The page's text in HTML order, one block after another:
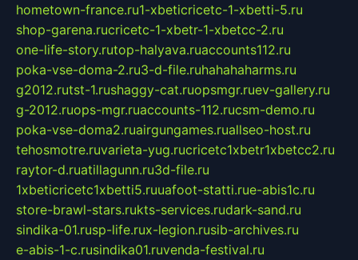
hometown-france.ru1-xbeticricetc-1-xbetti-5.ru
shop-garena.rucricetc-1-xbetr-1-xbetcc-2.ru
one-life-story.rutop-halyava.ruaccounts112.ru
poka-vse-doma-2.ru3-d-file.ruhahahaharms.ru
g2012.rutst-1.rushaggy-cat.ruopsmgr.ruev-gallery.ru
g-2012.ruops-mgr.ruaccounts-112.rucsm-demo.ru
poka-vse-doma2.ruairgungames.ruallseo-host.ru
tehosmotre.ruvarieta-yug.rucricetc1xbetr1xbetcc2.ru
raytor-d.ruatillagunn.ru3d-file.ru
1xbeticricetc1xbetti5.ruuafoot-statti.rue-abis1c.ru
store-brawl-stars.rukts-services.rudark-sand.ru
sindika-01.rusp-life.rux-legion.rusib-archives.ru
e-abis-1-c.rusindika01.ruvenda-festival.ru